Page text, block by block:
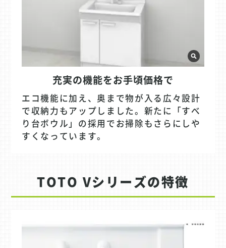
充実の機能をお手頃価格で
エコ機能に加え、奥まで物が入る広々設計
で収納力もアップしました。新たに「すべ
り台ボウル」の採用でお掃除もさらにしや
すくなっています。
TOTO Vシリーズの特徴